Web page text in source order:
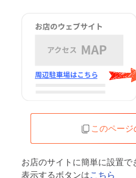
このペー
お店のサイトに簡単に設置
表示するボタンはこちら